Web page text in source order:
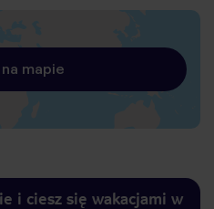
mapie
i ciesz się wakacjami w